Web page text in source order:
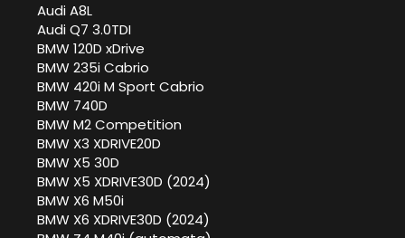
Audi A8L
Audi Q7 3.0TDI
BMW 120D xDrive
BMW 235i Cabrio
BMW 420i M Sport Cabrio
BMW 740D
BMW M2 Competition
BMW X3 XDRIVE20D
BMW X5 30D
BMW X5 XDRIVE30D (2024)
BMW X6 M50i
BMW X6 XDRIVE30D (2024)